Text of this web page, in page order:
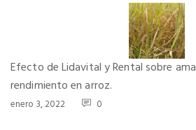
Efecto de Lidavital y Rental sobre
rendimiento en arroz.
enero 3, 2022 0